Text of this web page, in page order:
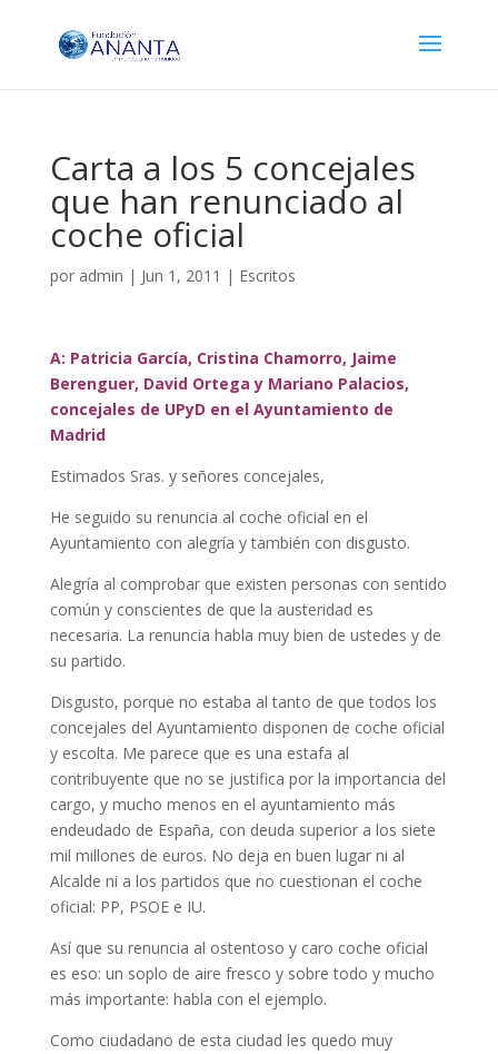
Carta a los 5 concejales
que han renunciado al
coche oficial
por admin | Jun 1, 2011 | Escritos
A: Patricia García, Cristina Chamorro, Jaime
Berenguer, David Ortega y Mariano Palacios,
concejales de UPyD en el Ayuntamiento de
Madrid
Estimados Sras. y señores concejales,
He seguido su renuncia al coche oficial en el
Ayuntamiento con alegría y también con disgusto.
Alegría al comprobar que existen personas con sentido
común y conscientes de que la austeridad es
necesaria. La renuncia habla muy bien de ustedes y de
su partido.
Disgusto, porque no estaba al tanto de que todos los
concejales del Ayuntamiento disponen de coche oficial
y escolta. Me parece que es una estafa al
contribuyente que no se justifica por la importancia del
cargo, y mucho menos en el ayuntamiento más
endeudado de España, con deuda superior a los siete
mil millones de euros. No deja en buen lugar ni al
Alcalde ni a los partidos que no cuestionan el coche
oficial: PP, PSOE e IU.
Así que su renuncia al ostentoso y caro coche oficial
es eso: un soplo de aire fresco y sobre todo y mucho
más importante: habla con el ejemplo.
Como ciudadano de esta ciudad les quedo muy